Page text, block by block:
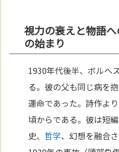
視力の衰えと物語
の始まり
1930年代後半、ボルヘ
る。彼の父も同じ病を
運命であった。詩作よ
頃からである。彼は短
史、 哲学、幻想を融合